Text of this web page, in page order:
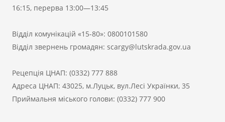
16:15, перерва 13:00—13:45
Відділ комунікацій «15-80»: 0800101580
Відділ звернень громадян: scargy@lutskrada.gov.ua
Рецепція ЦНАП: (0332) 777 888
Адреса ЦНАП: 43025, м.Луцьк, вул.Лесі Українки, 35
Приймальня міського голови: (0332) 777 900